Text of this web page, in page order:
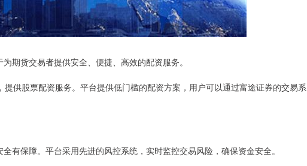
期货交易者提供安全、便捷、高效的配资服务。
供股票配资服务。平台提供低门槛的配资方案，用户可以通过富途证券的交易系
有保障。平台采用先进的风控系统，实时监控交易风险，确保资金安全。